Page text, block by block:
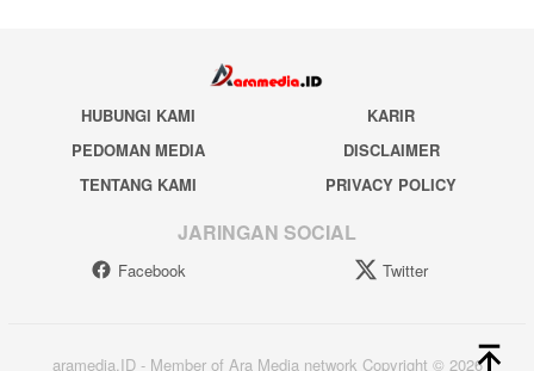
HUBUNGI KAMI
KARIR
PEDOMAN MEDIA
DISCLAIMER
TENTANG KAMI
PRIVACY POLICY
JARINGAN SOCIAL
Facebook Twitter
aramedia.ID - Member of Ara Media network Copyright © 2026